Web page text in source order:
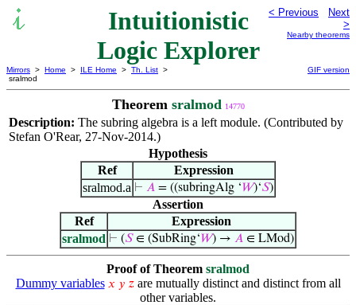
Intuitionistic
Logic Explorer
< Previous
Next
>
Nearby theorems
Mirrors > Home > ILE Home > Th. List >
sralmod
GIF version
Theorem sralmod 14770
Description: The subring algebra is a left module. (Contributed by
Stefan O'Rear, 27-Nov-2014.)
Hypothesis
Ref
Expression
sralmod.a ⊢ 𝐴 = ((subringAlg ‘𝑊)‘𝑆)
Assertion
Ref
Expression
sralmod ⊢ (𝑆∈ (SubRing‘𝑊) → 𝐴 ∈ LMod)
Proof of Theorem sralmod
Dummy variables 𝑥 𝑦 𝑧are mutually distinct and distinct from all
other variables.